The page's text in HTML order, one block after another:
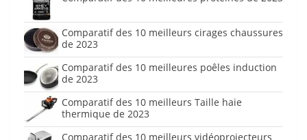
Comparatif des 10 meilleurs cirages chaussures
de 2023
Comparatif des 10 meilleures poêles induction
de 2023
Comparatif des 10 meilleurs Taille haie
thermique de 2023
Comparatif des 10 meilleurs vidéoprojecteurs